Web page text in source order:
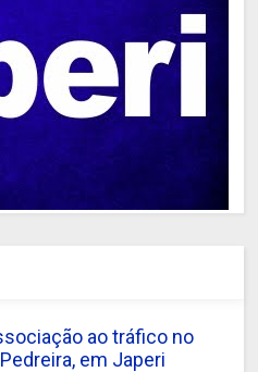
ao tráfico no
em Japeri